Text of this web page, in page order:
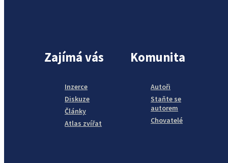
Zajímá vás
Inzerce
Diskuze
Články
Atlas zvířat
Komunita
Autoři
Staňte se
autorem
Chovatelé